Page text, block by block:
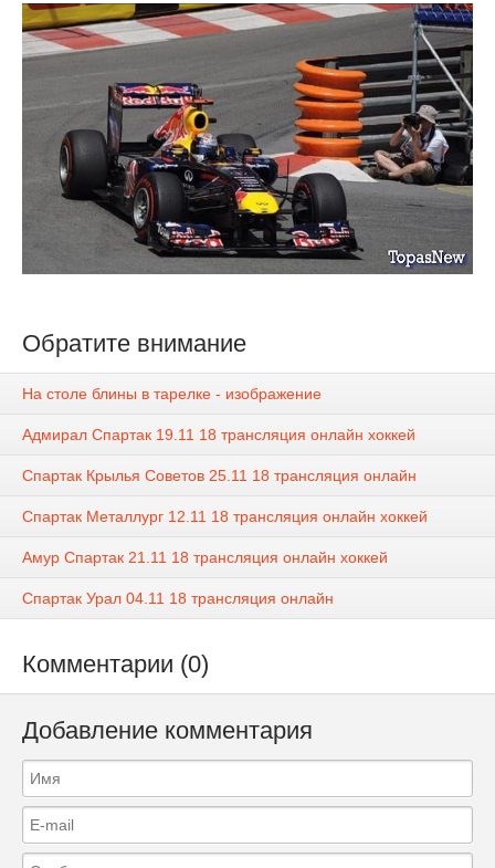
Обратите внимание
На столе блины в тарелке - изображение
Адмирал Спартак 19.11 18 трансляция онлайн хоккей
Спартак Крылья Советов 25.11 18 трансляция онлайн
Спартак Металлург 12.11 18 трансляция онлайн хоккей
Амур Спартак 21.11 18 трансляция онлайн хоккей
Спартак Урал 04.11 18 трансляция онлайн
Комментарии (0)
Добавление комментария